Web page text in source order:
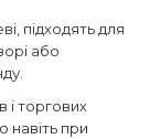
підходять для
або
і торгових
навіть при